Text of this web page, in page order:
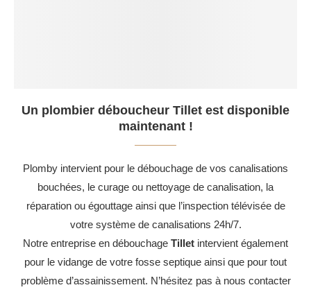
Un plombier déboucheur Tillet est disponible
maintenant !
Plomby intervient pour le débouchage de vos canalisations
bouchées, le curage ou nettoyage de canalisation, la
réparation ou égouttage ainsi que l’inspection télévisée de
votre système de canalisations 24h/7.
Notre entreprise en débouchage Tillet intervient également
pour le vidange de votre fosse septique ainsi que pour tout
problème d’assainissement. N’hésitez pas à nous contacter